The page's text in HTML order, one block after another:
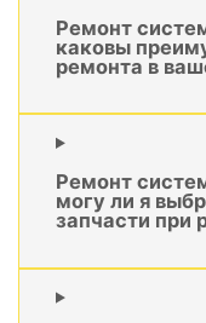
Ремонт
каковы
ремонта в
Ремонт
могу ли я
запчасти при